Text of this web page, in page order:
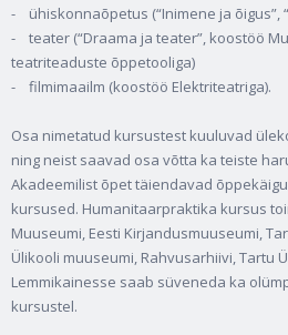
- ühiskonnaõpetus (“Inimene ja õigus”,
- teater (“Draama ja teater”, koostöö
teatriteaduste õppetooliga)
- filmimaailm (koostöö Elektriteatriga).
Osa nimetatud kursustest kuuluvad
ning neist saavad osa võtta ka teiste
Akadeemilist õpet täiendavad
kursused. Humanitaarpraktika kursus
Muuseumi, Eesti Kirjandusmuuseumi,
Ülikooli muuseumi, Rahvusarhiivi, Tartu
Lemmikainesse saab süveneda ka
kursustel.